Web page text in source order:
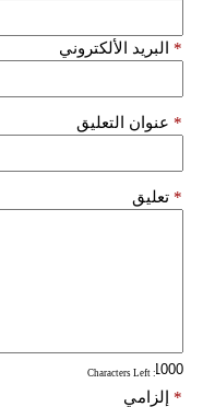
البريد الألكتروني *
عنوان التعليق *
تعليق *
: Characters Left
إلزامي *